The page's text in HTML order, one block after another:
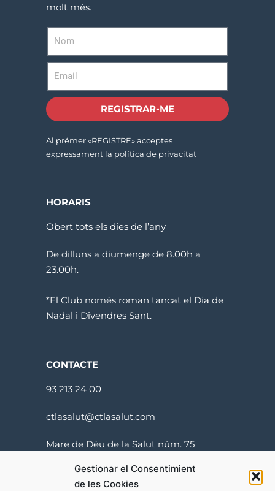
Gestionar el Consentimient
de les Cookies
molt més.
REGISTRAR-ME
Al prémer «REGISTRE» acceptes
expressament la política de privacitat
HORARIS
Obert tots els dies de l’any
De dilluns a diumenge de 8.00h a
23.00h.
*El Club només roman tancat el Dia de
Nadal i Divendres Sant.
CONTACTE
93 213 24 00
ctlasalut@ctlasalut.com
Mare de Déu de la Salut núm. 75